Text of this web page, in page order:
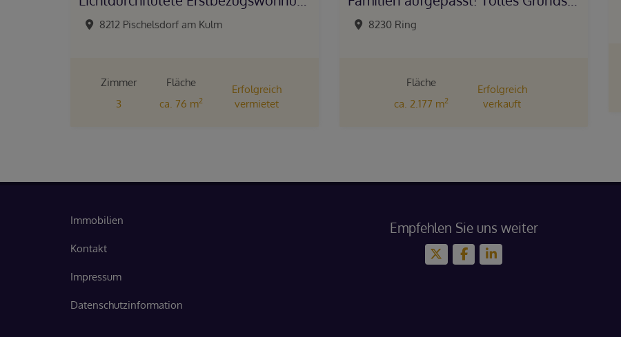
8212 Pischelsdorf am Kulm
Zimmer
3
Fläche
ca. 76 m2
Erfolgreich
vermietet
8230 Ring
Fläche
ca. 2.177 m2
Erfolgreich
verkauft
Immobilien
Kontakt
Impressum
Datenschutzinformation
Empfehlen Sie uns weiter